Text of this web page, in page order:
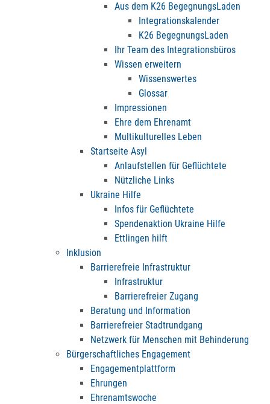
Aus dem K26 BegegnungsLaden
Integrationskalender
K26 BegegnungsLaden
Ihr Team des Integrationsbüros
Wissen erweitern
Wissenswertes
Glossar
Impressionen
Ehre dem Ehrenamt
Multikulturelles Leben
Startseite Asyl
Anlaufstellen für Geflüchtete
Nützliche Links
Ukraine Hilfe
Infos für Geflüchtete
Spendenaktion Ukraine Hilfe
Ettlingen hilft
Inklusion
Barrierefreie Infrastruktur
Infrastruktur
Barrierefreier Zugang
Beratung und Information
Barrierefreier Stadtrundgang
Netzwerk für Menschen mit Behinderung
Bürgerschaftliches Engagement
Engagementplattform
Ehrungen
Ehrenamtswoche